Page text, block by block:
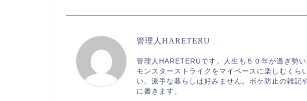
管理人HARETERU
管理人HARETERUです。人生も５０年が過ぎ勢
モンスターストライクをマイペースに楽しむくら
い。派手な暮らしは好みません。ボケ防止の雑記
に書きます。